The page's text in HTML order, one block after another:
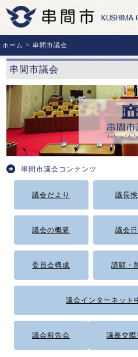
ホーム > 串間市議会
串間市議会
串間市議会コンテンツ
議会だより 議長
議会の概要 議会
委員会構成 請願・
議会インターネット
議会報告会 議長交際